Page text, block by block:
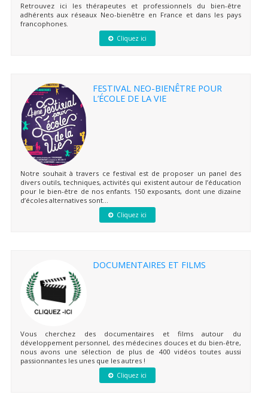
Retrouvez ici les thérapeutes et professionnels du bien-être
adhérents aux réseaux Neo-bienêtre en France et dans les pays
francophones.
Cliquez ici
FESTIVAL NEO-BIENÊTRE POUR
L’ÉCOLE DE LA VIE
Notre souhait à travers ce festival est de proposer un panel des
divers outils, techniques, activités qui existent autour de l’éducation
pour le bien-être de nos enfants. 150 exposants, dont une dizaine
d’écoles alternatives sont...
Cliquez ici
DOCUMENTAIRES ET FILMS
Vous cherchez des documentaires et films autour du
développement personnel, des médecines douces et du bien-être,
nous avons une sélection de plus de 400 vidéos toutes aussi
passionnantes les unes que les autres !
Cliquez ici